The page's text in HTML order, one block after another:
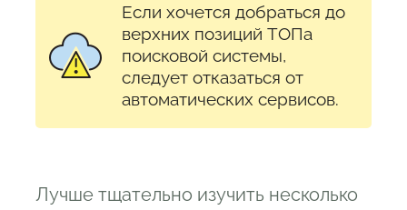
Если хочется добраться до
верхних позиций ТОПа
поисковой системы,
следует отказаться от
автоматических сервисов.
Лучше тщательно изучить несколько